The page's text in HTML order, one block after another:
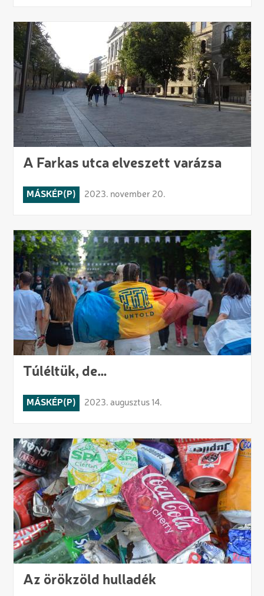
A Farkas utca elveszett varázsa
MÁSKÉP(P) 2023. november 20.
Túléltük, de…
MÁSKÉP(P) 2023. augusztus 14.
Az örökzöld hulladék